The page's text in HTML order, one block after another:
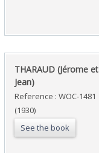
‎THARAUD (Jérome et
Jean)‎
Reference : WOC-1481
(1930)
See the book